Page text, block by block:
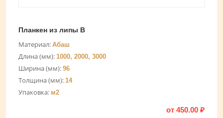
Планкен из липы В
Материал: Абаш
Длина (мм): 1000, 2000, 3000
Ширина (мм): 96
Толщина (мм): 14
Упаковка: м2
от 450.00 ₽